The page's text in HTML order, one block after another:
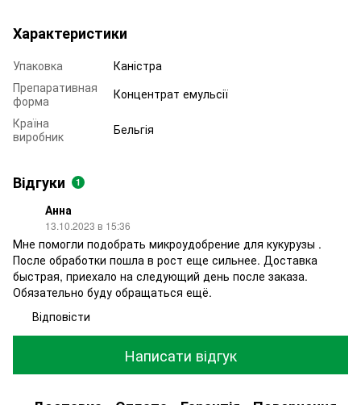
Характеристики
Упаковка
Каністра
Препаративная
форма
Концентрат емульсії
Країна
виробник
Бельгія
Відгуки 1
Анна
13.10.2023 в 15:36
Мне помогли подобрать микроудобрение для кукурузы .
После обработки пошла в рост еще сильнее. Доставка
быстрая, приехало на следующий день после заказа.
Обязательно буду обращаться ещё.
Відповісти
Написати відгук